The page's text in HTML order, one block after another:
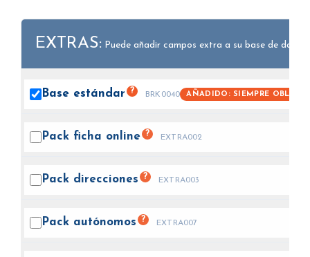
EXTRAS: Puede añadir campos extra a su base de datos.
Base estándar ? BRK0040 AÑADIDO: SIEMPRE
Pack ficha online ? EXTRA002
Pack direcciones ? EXTRA003
Pack autónomos ? EXTRA007